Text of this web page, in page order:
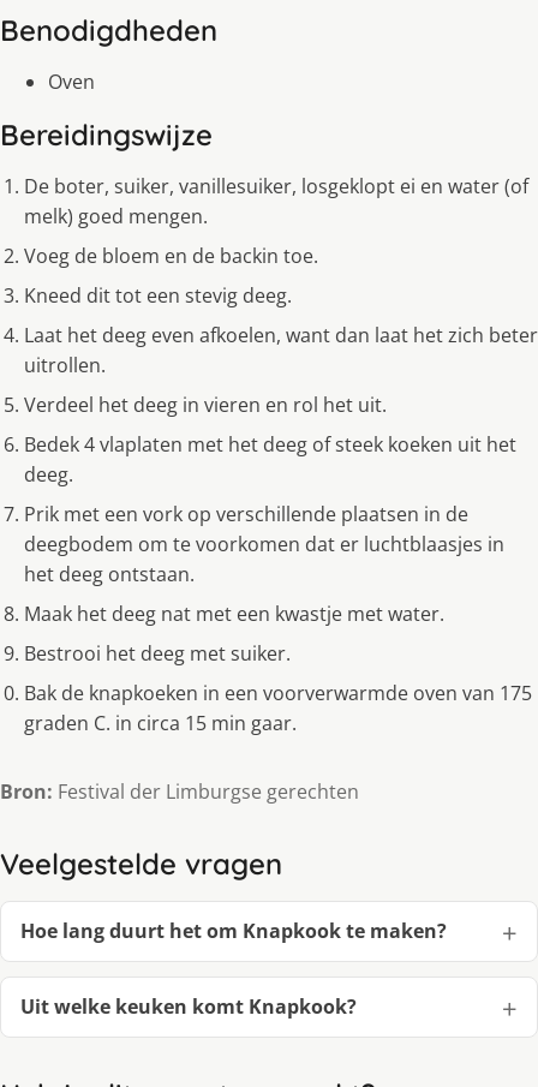
Benodigdheden
Oven
Bereidingswijze
De boter, suiker, vanillesuiker, losgeklopt ei en water (of
melk) goed mengen.
Voeg de bloem en de backin toe.
Kneed dit tot een stevig deeg.
Laat het deeg even afkoelen, want dan laat het zich beter
uitrollen.
Verdeel het deeg in vieren en rol het uit.
Bedek 4 vlaplaten met het deeg of steek koeken uit het
deeg.
Prik met een vork op verschillende plaatsen in de
deegbodem om te voorkomen dat er luchtblaasjes in
het deeg ontstaan.
Maak het deeg nat met een kwastje met water.
Bestrooi het deeg met suiker.
Bak de knapkoeken in een voorverwarmde oven van 175
graden C. in circa 15 min gaar.
Bron: Festival der Limburgse gerechten
Veelgestelde vragen
Hoe lang duurt het om Knapkook te maken?
Uit welke keuken komt Knapkook?